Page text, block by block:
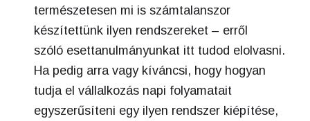
természetesen mi is számtalanszor
készítettünk ilyen rendszereket – erről
szóló esettanulmányunkat itt tudod elolvasni.
Ha pedig arra vagy kíváncsi, hogy hogyan
tudja el vállalkozás napi folyamatait
egyszerűsíteni egy ilyen rendszer kiépítése,